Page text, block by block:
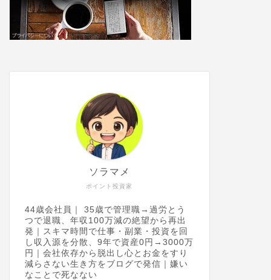
ポイント投資家
ソラマメ
44歳会社員｜ 35歳で管理職→過労とう
つで退職、年収100万減の絶望から再出
発｜スキマ時間で仕事・副業・投資を回
し収入源を分散、9年で資産0円→3000万
円｜会社依存から脱出し心とお金をすり
減らさない生き方をブログで発信｜嫌い
なことで死なない